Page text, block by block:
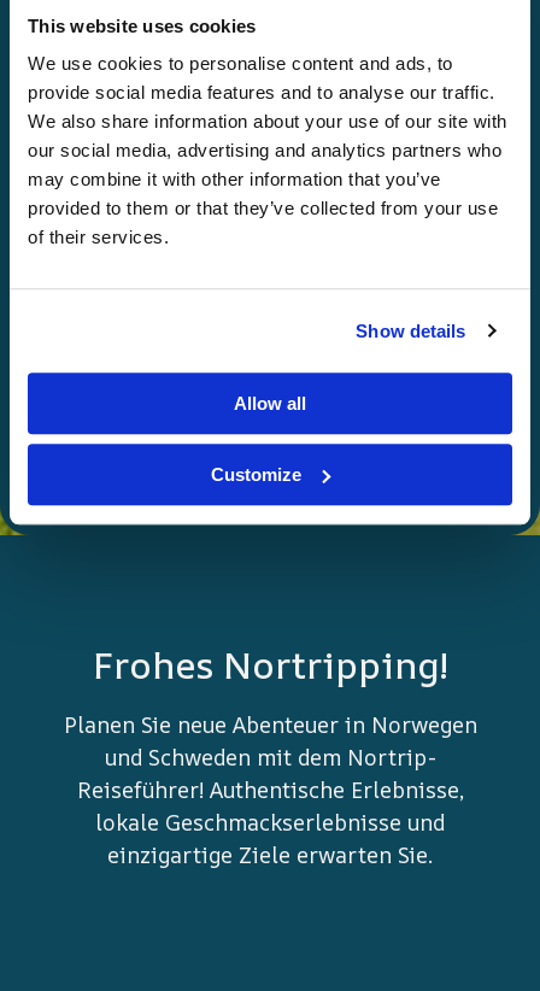
This website uses cookies
We use cookies to personalise content and ads, to
provide social media features and to analyse our traffic.
We also share information about your use of our site with
our social media, advertising and analytics partners who
may combine it with other information that you’ve
provided to them or that they’ve collected from your use
of their services.
Show details
Allow all
Customize
Entdecke:
100+ schwedische Gastgeber
Verschenken
Frohes Nortripping!
Planen Sie neue Abenteuer in Norwegen
und Schweden mit dem Nortrip-
Reiseführer! Authentische Erlebnisse,
lokale Geschmackserlebnisse und
einzigartige Ziele erwarten Sie.